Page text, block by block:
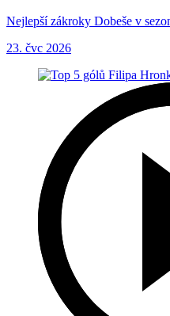
Nejlepší zákroky Dobeše v
23. čvc 2026